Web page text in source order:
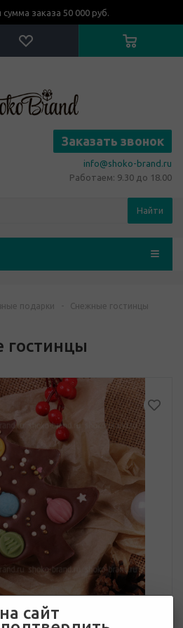
заказа 50 000 руб.
Заказать звонок
info@shoko-brand.ru
Работаем: 9.30 до 18.00
Найти
подарки - Снежные гостинцы
сайт